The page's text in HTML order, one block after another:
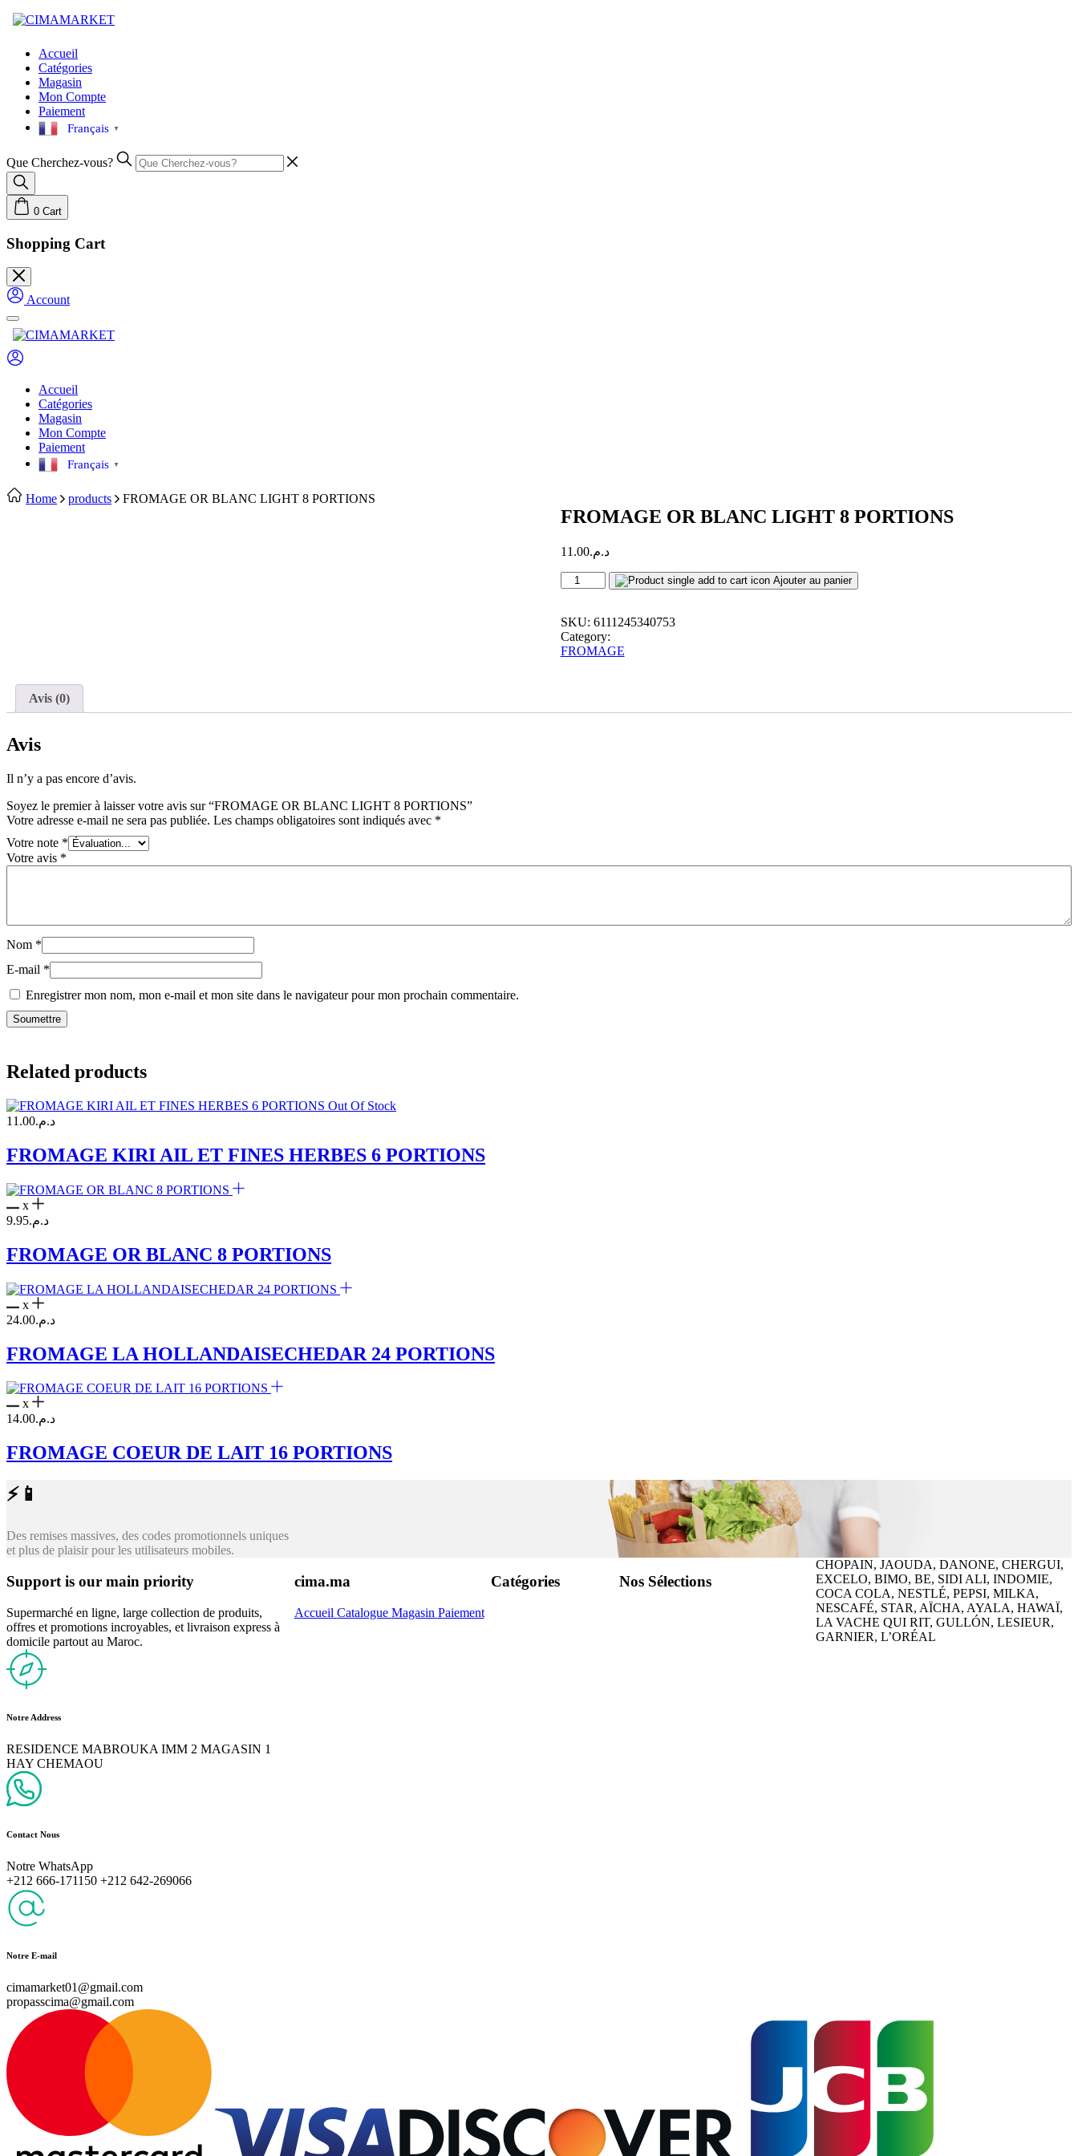
Skip
to
Accueil
Catégories
Magasin
Mon Compte
Paiement
Français ▼
Que Cherchez-vous?
0 Cart
Shopping Cart
Account
Accueil
Catégories
Magasin
Mon Compte
Paiement
Français ▼
Home products FROMAGE OR BLANC LIGHT 8 PORTIONS
FROMAGE OR BLANC LIGHT 8 PORTIONS
د.م.11.00
FROMAGE
OR
LIGHT
8
PORTIONS
Ajouter au panier
SKU: 6111245340753
Category:
FROMAGE
Avis (0)
Avis
Il n’y a pas encore d’avis.
Soyez le premier à laisser votre avis sur “FROMAGE OR BLANC LIGHT 8 PORTIONS”
Votre adresse e-mail ne sera pas publiée. Les champs obligatoires sont indiqués avec *
Votre note *
Votre avis *
Nom *
E-mail *
Enregistrer mon nom, mon e-mail et mon site dans le navigateur pour mon prochain commentaire.
Related products
Out Of Stock
د.م.11.00
FROMAGE KIRI AIL ET FINES HERBES 6 PORTIONS
x
د.م.9.95
FROMAGE OR BLANC 8 PORTIONS
x
د.م.24.00
FROMAGE LA HOLLANDAISECHEDAR 24 PORTIONS
x
د.م.14.00
FROMAGE COEUR DE LAIT 16 PORTIONS
⚡📱
Des remises massives, des codes promotionnels uniques
et plus de plaisir pour les utilisateurs mobiles.
Support is our main priority
Supermarché en ligne, large collection de produits,
offres et promotions incroyables, et livraison express à
domicile partout au Maroc.
Notre Address
RESIDENCE MABROUKA IMM 2 MAGASIN 1
HAY CHEMAOU
Contact Nous
Notre WhatsApp
+212 666-171150 +212 642-269066
Notre E-mail
cimamarket01@gmail.com
propasscima@gmail.com
cima.ma
Accueil Catalogue Magasin Paiement
Catégories Nos Sélections
CHOPAIN, JAOUDA, DANONE, CHERGUI,
EXCELO, BIMO, BE, SIDI ALI, INDOMIE,
COCA COLA, NESTLÉ, PEPSI, MILKA,
NESCAFÉ, STAR, AÏCHA, AYALA, HAWAÏ,
LA VACHE QUI RIT, GULLÓN, LESIEUR,
GARNIER, L’ORÉAL